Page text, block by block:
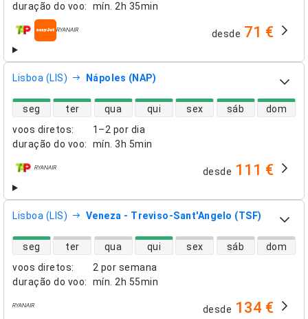
duração do voo: mín. 2h 35min
companhias aéreas desde 71 €
Lisboa (LIS) Nápoles (NAP)
voos diretos:
1–2 por dia
duração do voo: mín. 3h 5min
disponibilidade de voos diretos
seg ter qua qui sex sáb dom
companhias aéreas desde 111 €
Lisboa (LIS) Veneza - Treviso-Sant'Angelo (TSF)
voos diretos:
2 por semana
duração do voo: mín. 2h 55min
disponibilidade de voos diretos
seg ter qua qui sex sáb dom
desde 134 €